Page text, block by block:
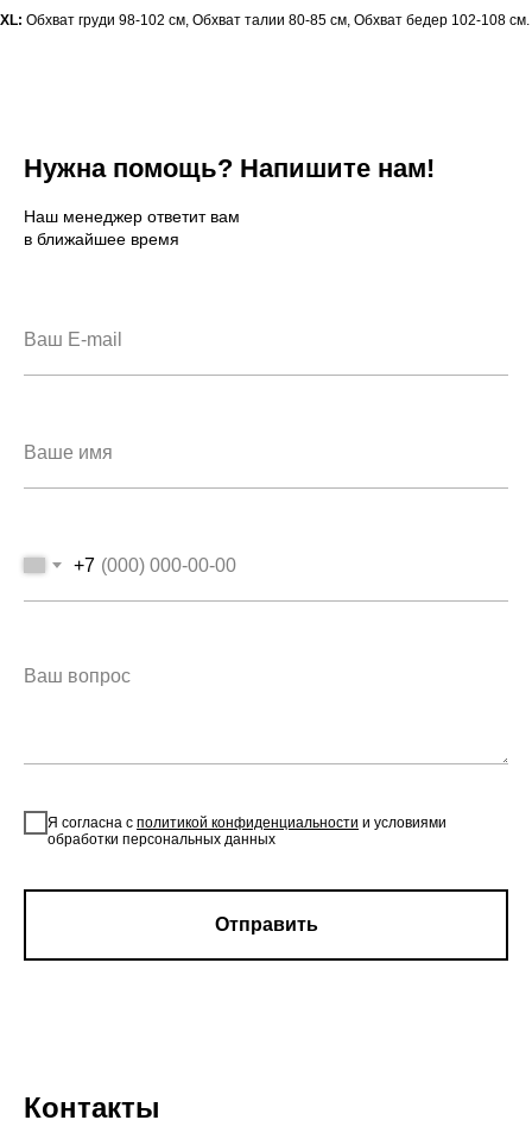
XL: Обхват груди 98-102 см, Обхват талии 80-85 см, Обхват бедер 102-108 см.
Нужна помощь? Напишите нам!
Наш менеджер ответит вам
в ближайшее время
+7
Я согласна с политикой конфиденциальности и условиями
обработки персональных данных
Отправить
Контакты